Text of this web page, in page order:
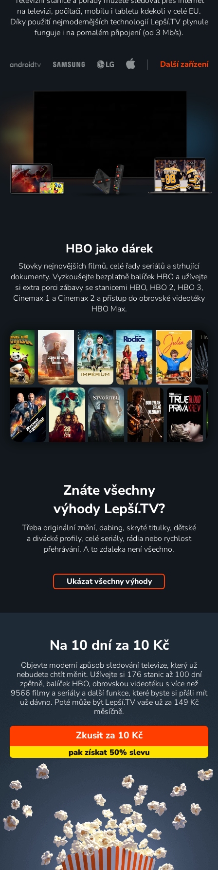
na televizi, počítači, mobilu i tabletu kdekoli v celé EU.
Díky použití nejmodernějších technologií Lepší.TV plynule
funguje i na pomalém připojení (od 3 Mb/s).
Další zařízení
HBO jako dárek
Stovky nejnovějších filmů, celé řady seriálů a strhující
dokumenty. Vyzkoušejte bezplatně balíček HBO a užívejte
si extra porci zábavy se stanicemi HBO, HBO 2, HBO 3,
Cinemax 1 a Cinemax 2 a přístup do obrovské videotéky
HBO Max.
Znáte všechny
výhody Lepší.TV?
Třeba originální znění, dabing, skryté titulky, dětské
a divácké profily, celé seriály, rádia nebo rychlost
přehrávání. A to zdaleka není všechno.
Ukázat všechny výhody
na 10 dní za 10 Kč
Objevte moderní způsob sledování televize, který už
nebudete chtít měnit. Užívejte si 176 stanic až 100 dní
zpětně, balíček HBO, obrovskou videotéku s více než
9566 filmy a seriály a další funkce, které byste si přáli mít
už dávno. Poté může být Lepší.TV vaše už za 149 Kč
měsíčně.
Zkusit za 10 Kč